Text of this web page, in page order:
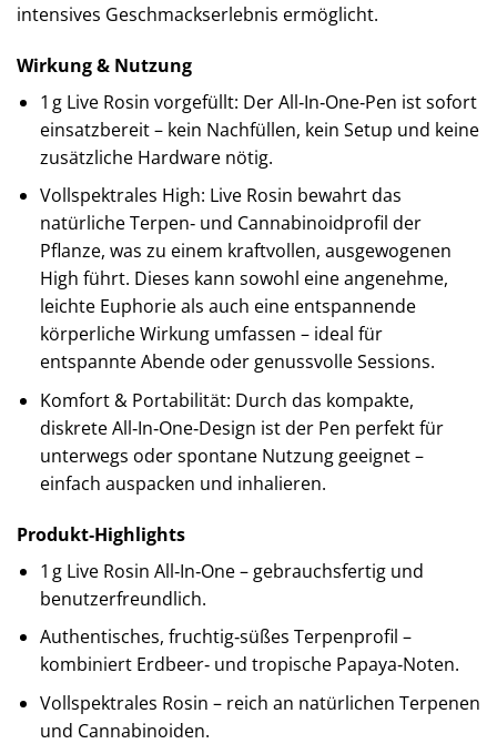
intensives Geschmackserlebnis ermöglicht.
Wirkung & Nutzung
1 g Live Rosin vorgefüllt: Der All‑In‑One‑Pen ist sofort
einsatzbereit – kein Nachfüllen, kein Setup und keine
zusätzliche Hardware nötig.
Vollspektrales High: Live Rosin bewahrt das
natürliche Terpen‑ und Cannabinoidprofil der
Pflanze, was zu einem kraftvollen, ausgewogenen
High führt. Dieses kann sowohl eine angenehme,
leichte Euphorie als auch eine entspannende
körperliche Wirkung umfassen – ideal für
entspannte Abende oder genussvolle Sessions.
Komfort & Portabilität: Durch das kompakte,
diskrete All‑In‑One‑Design ist der Pen perfekt für
unterwegs oder spontane Nutzung geeignet –
einfach auspacken und inhalieren.
Produkt‑Highlights
1 g Live Rosin All‑In‑One – gebrauchsfertig und
benutzerfreundlich.
Authentisches, fruchtig‑süßes Terpenprofil –
kombiniert Erdbeer‑ und tropische Papaya‑Noten.
Vollspektrales Rosin – reich an natürlichen Terpenen
und Cannabinoiden.